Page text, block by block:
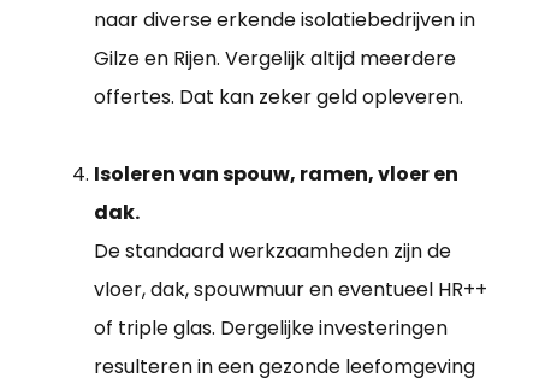
naar diverse erkende isolatiebedrijven in
Gilze en Rijen. Vergelijk altijd meerdere
offertes. Dat kan zeker geld opleveren.
Isoleren van spouw, ramen, vloer en
dak.
De standaard werkzaamheden zijn de
vloer, dak, spouwmuur en eventueel HR++
of triple glas. Dergelijke investeringen
resulteren in een gezonde leefomgeving